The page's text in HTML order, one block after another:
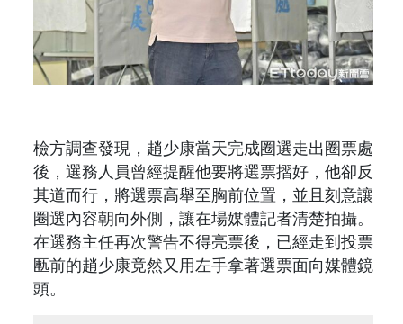
檢方調查發現，趙少康當天完成圈選走出圈票處
後，選務人員曾經提醒他要將選票摺好，他卻反
其道而行，將選票高舉至胸前位置，並且刻意讓
圈選內容朝向外側，讓在場媒體記者清楚拍攝。
在選務主任再次警告不得亮票後，已經走到投票
匭前的趙少康竟然又用左手拿著選票面向媒體鏡
頭。